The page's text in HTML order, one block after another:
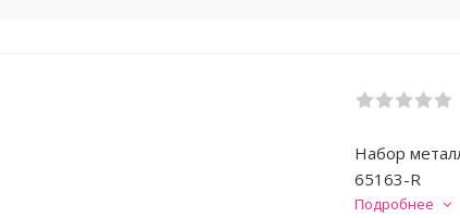
Набор
65163-R
Подробнее